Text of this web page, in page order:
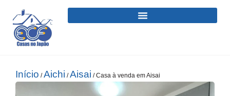
Início /Aichi /Aisai / Casa à venda em Aisai